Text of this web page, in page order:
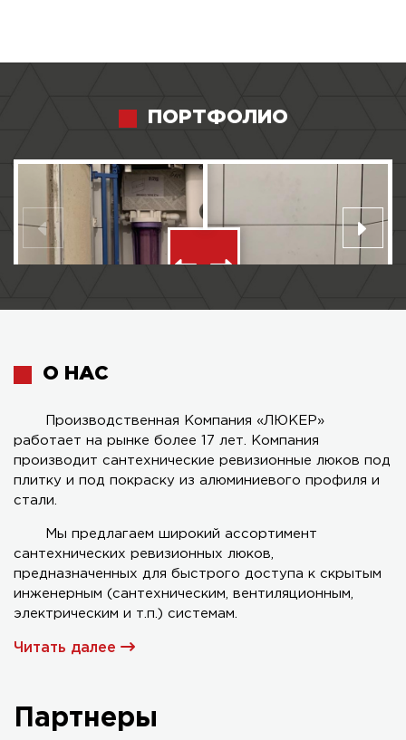
ПОРТФОЛИО
Серия AL-KR двухстворчатый
О НАС
Производственная Компания «ЛЮКЕР»
работает на рынке более 17 лет. Компания
производит сантехнические ревизионные люков под
плитку и под покраску из алюминиевого профиля и
стали.
Мы предлагаем широкий ассортимент
сантехнических ревизионных люков,
предназначенных для быстрого доступа к скрытым
инженерным (сантехническим, вентиляционным,
электрическим и т.п.) системам.
Читать далее
Партнеры